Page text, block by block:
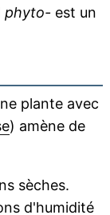
phyto-est un
plante avec
) amène de
sèches.
d'humidité